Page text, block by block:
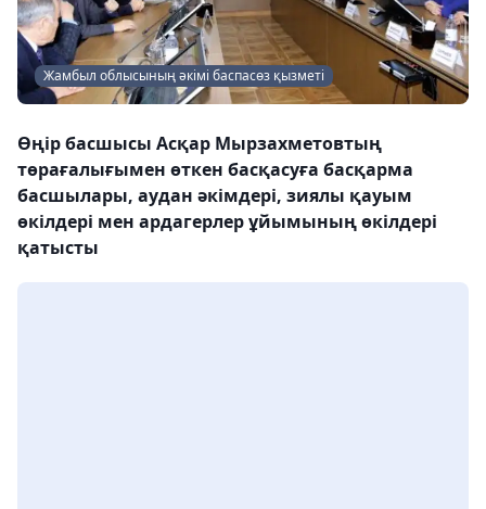
Жамбыл облысының әкімі баспасөз қызметі
Өңір басшысы Асқар Мырзахметовтың
төрағалығымен өткен басқасуға басқарма
басшылары, аудан әкімдері, зиялы қауым
өкілдері мен ардагерлер ұйымының өкілдері
қатысты